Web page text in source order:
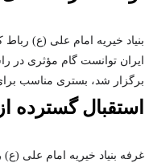
بنیاد خیریه امام علی (ع)
برگزار شد، بستری مناسب
استقبال گسترده
غرفه بنیاد خیریه امام علی (ع)